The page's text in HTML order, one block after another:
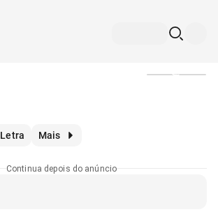
Letra Mais
Continua depois do anúncio